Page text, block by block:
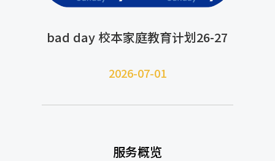
bad day 校本家庭教育计划26-27
2026-07-01
服务概览